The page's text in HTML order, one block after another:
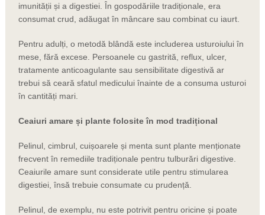
imunității și a digestiei. În gospodăriile tradiționale, era
consumat crud, adăugat în mâncare sau combinat cu iaurt.
Pentru adulți, o metodă blândă este includerea usturoiului în
mese, fără excese. Persoanele cu gastrită, reflux, ulcer,
tratamente anticoagulante sau sensibilitate digestivă ar
trebui să ceară sfatul medicului înainte de a consuma usturoi
în cantități mari.
Ceaiuri amare și plante folosite în mod tradițional
Pelinul, cimbrul, cuișoarele și menta sunt plante menționate
frecvent în remediile tradiționale pentru tulburări digestive.
Ceaiurile amare sunt considerate utile pentru stimularea
digestiei, însă trebuie consumate cu prudență.
Pelinul, de exemplu, nu este potrivit pentru oricine și poate